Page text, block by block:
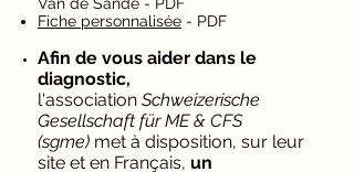
Fiche personnalisée - PDF
Afin de vous aider dans le
diagnostic,
l'association Schweizerische
Gesellschaft für ME & CFS
(sgme) met à disposition, sur leur
site et en Français, un